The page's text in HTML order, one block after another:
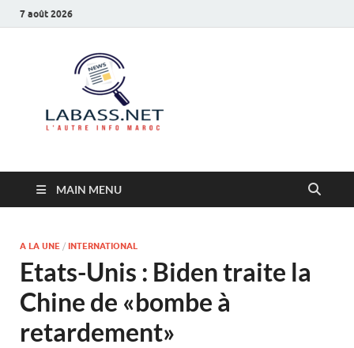
7 août 2026
MAIN MENU
A LA UNE / INTERNATIONAL
Etats-Unis : Biden traite la
Chine de «bombe à
retardement»